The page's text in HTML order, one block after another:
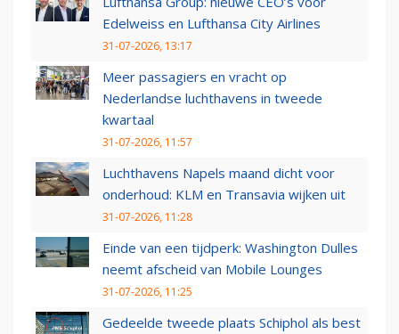
Edelweiss en Lufthansa City Airlines
31-07-2026, 13:17
Meer passagiers en vracht op
Nederlandse luchthavens in tweede
kwartaal
31-07-2026, 11:57
Luchthavens Napels maand dicht voor
onderhoud: KLM en Transavia wijken uit
31-07-2026, 11:28
Einde van een tijdperk: Washington Dulles
neemt afscheid van Mobile Lounges
31-07-2026, 11:25
Gedeelde tweede plaats Schiphol als best